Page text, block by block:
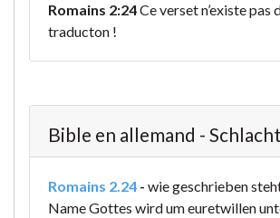
Romains 2:24Ce verset n’existe pas
traducton !
Bible en allemand -
Romains 2.24 - wie geschrieben
Name Gottes wird um euretwillen